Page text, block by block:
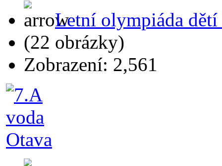
Letní olympiáda dětí
(22 obrázky)
Zobrazení: 2,561